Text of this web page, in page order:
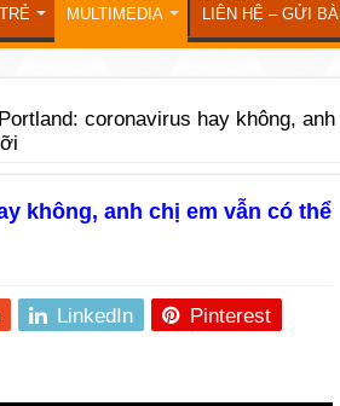
MULTIMEDIA LIÊN HỆ – GỬI BÀI
coronavirus hay không, anh
không, anh chị em vẫn có thể
LinkedIn Pinterest